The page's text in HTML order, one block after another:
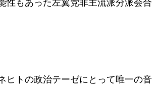
性もあった左翼党非主流派分派会合
ヒトの政治テーゼにとって唯一の音